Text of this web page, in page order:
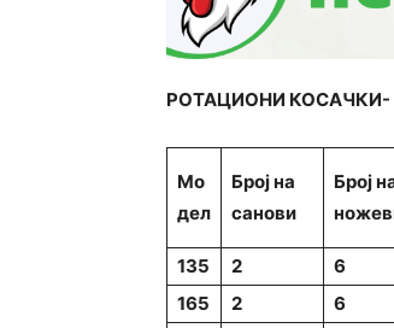
РОТАЦИОНИ КОСАЧКИ-
Мо
дел
Број на
санови
Број
135 2 6
165
2 6